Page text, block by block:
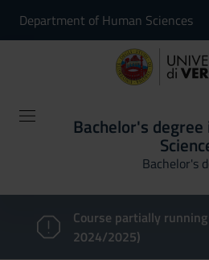
Department of Human Sciences
Bachelor's
Bachelor's
Course partially
2024/2025)